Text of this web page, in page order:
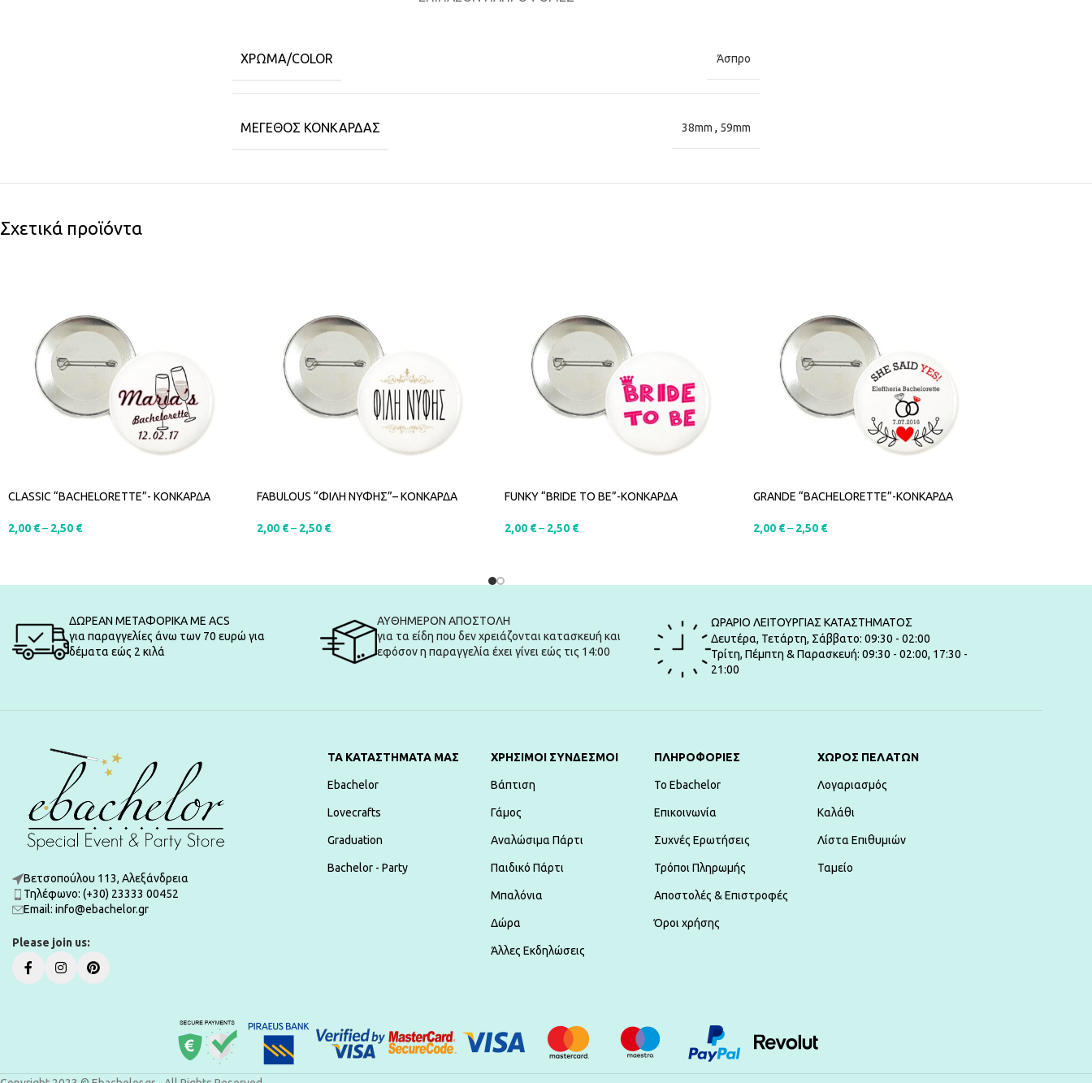
ΧΡΏΜΑ/COLOR Άσπρο
ΜΈΓΕΘΟΣ ΚΟΝΚΆΡΔΑΣ 38mm , 59mm
Σχετικά προϊόντα
CLASSIC “BACHELORETTE”- ΚΟΝΚΑΡΔΑ
2,00 €– 2,50 €
FABULOUS “ΦΙΛΗ ΝΥΦΗΣ”– ΚΟΝΚΑΡΔΑ
2,00 € – 2,50 €
FUNKY “BRIDE TO BE”-ΚΟΝΚΑΡΔΑ
2,00 €– 2,50 €
GRANDE “BACHELORETTE”-ΚΟΝΚΑΡΔΑ
2,00 € – 2,50 €
ΔΩΡΕΑΝ ΜΕΤΑΦΟΡΙΚΑ ΜΕ ACS
για παραγγελίες άνω των 70 ευρώ για
δέματα εώς 2 κιλά
ΑΥΘΗΜΕΡΟΝ ΑΠΟΣΤΟΛΗ
για τα είδη που δεν χρειάζονται κατασκευή και
εφόσον η παραγγελία έχει γίνει εώς τις 14:00
ΩΡΑΡΙΟ ΛΕΙΤΟΥΡΓΙΑΣ ΚΑΤΑΣΤΗΜΑΤΟΣ
Δευτέρα, Τετάρτη, Σάββατο: 09:30 - 02:00
Τρίτη, Πέμπτη & Παρασκευή: 09:30 - 02:00, 17:30 -
21:00
Βετσοπούλου 113, Αλεξάνδρεια
Τηλέφωνο: (+30) 23333 00452
Εmail: info@ebachelor.gr
Please join us:
ΤΑ ΚΑΤΑΣΤΗΜΑΤΑ ΜΑΣ
Ebachelor
Lovecrafts
Graduation
Bachelor - Party
ΧΡΗΣΙΜΟΙ ΣΥΝΔΕΣΜΟΙ
Βάπτιση
Γάμος
Αναλώσιμα Πάρτι
Παιδικό Πάρτι
Μπαλόνια
Δώρα
Άλλες Εκδηλώσεις
ΠΛΗΡΟΦΟΡΙΕΣ
To Ebachelor
Επικοινωνία
Συχνές Ερωτήσεις
Τρόποι Πληρωμής
Αποστολές & Επιστροφές
Όροι χρήσης
ΧΏΡΟΣ ΠΕΛΑΤΏΝ
Λογαριασμός
Καλάθι
Λίστα Επιθυμιών
Ταμείο